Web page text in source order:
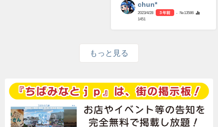
chun*
2023/4/28 3 年前
- №13586
1451
もっと見る